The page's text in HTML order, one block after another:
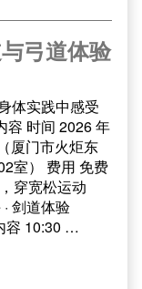
弓道体验
体实践中感受
容 时间 2026 年
厦门市火炬东
室） 费用 免费
穿宽松运动
剑道体验
容 10:30 …